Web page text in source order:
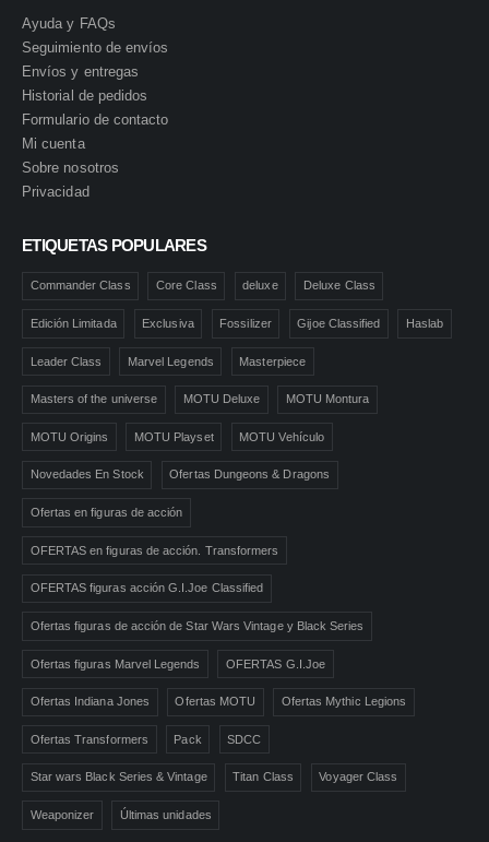
Ayuda y FAQs
Seguimiento de envíos
Envíos y entregas
Historial de pedidos
Formulario de contacto
Mi cuenta
Sobre nosotros
Privacidad
ETIQUETAS POPULARES
Commander Class Core Class deluxe Deluxe Class
Edición Limitada Exclusiva Fossilizer Gijoe Classified Haslab
Leader Class Marvel Legends Masterpiece
Masters of the universe MOTU Deluxe MOTU Montura
MOTU Origins MOTU Playset MOTU Vehículo
Novedades En Stock Ofertas Dungeons & Dragons
Ofertas en figuras de acción
OFERTAS en figuras de acción. Transformers
OFERTAS figuras acción G.I.Joe Classified
Ofertas figuras de acción de Star Wars Vintage y Black Series
Ofertas figuras Marvel Legends OFERTAS G.I.Joe
Ofertas Indiana Jones Ofertas MOTU Ofertas Mythic Legions
Ofertas Transformers Pack SDCC
Star wars Black Series & Vintage Titan Class Voyager Class
Weaponizer Últimas unidades